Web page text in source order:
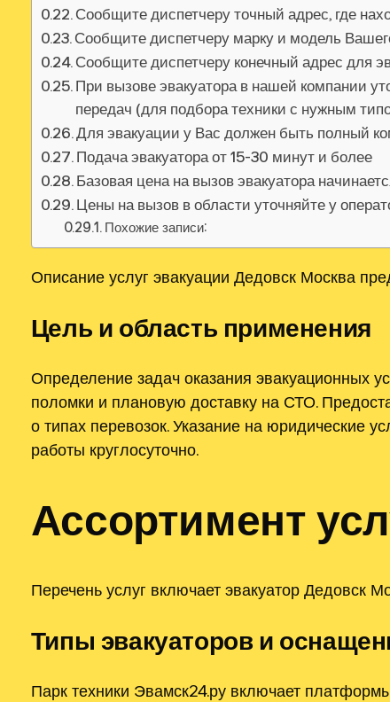
Сообщите диспетчеру точный адрес, где
Сообщите диспетчеру марку и модель
Сообщите диспетчеру конечный адрес для
При вызове эвакуатора в нашей компании
передач (для подбора техники с нужным
Для эвакуации у Вас должен быть полный
Подача эвакуатора от 15-30 минут и более
Базовая цена на вызов эвакуатора
Цены на вызов в области уточняйте у
Похожие записи:
Описание услуг эвакуации Дедовск Москва
Цель и область применения
Определение задач оказания эвакуационных
поломки и плановую доставку на СТО.
о типах перевозок. Указание на юридические
работы круглосуточно.
Ассортимент
Перечень услуг включает эвакуатор Дедовск
Типы эвакуаторов и
Парк техники Эвамск24.ру включает